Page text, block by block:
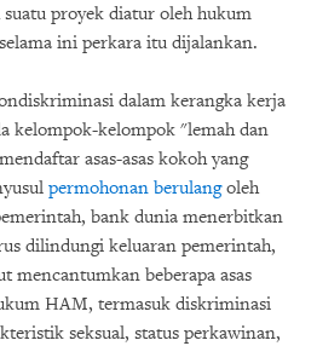
proyek diatur oleh hukum
ini perkara itu dijalankan.
dalam kerangka kerja
kelompok-kelompok "lemah dan
asas-asas kokoh yang
permohonan berulangoleh
bank dunia menerbitkan
dilindungi keluaran pemerintah,
mencantumkan beberapa asas
HAM, termasuk diskriminasi
seksual, status perkawinan,